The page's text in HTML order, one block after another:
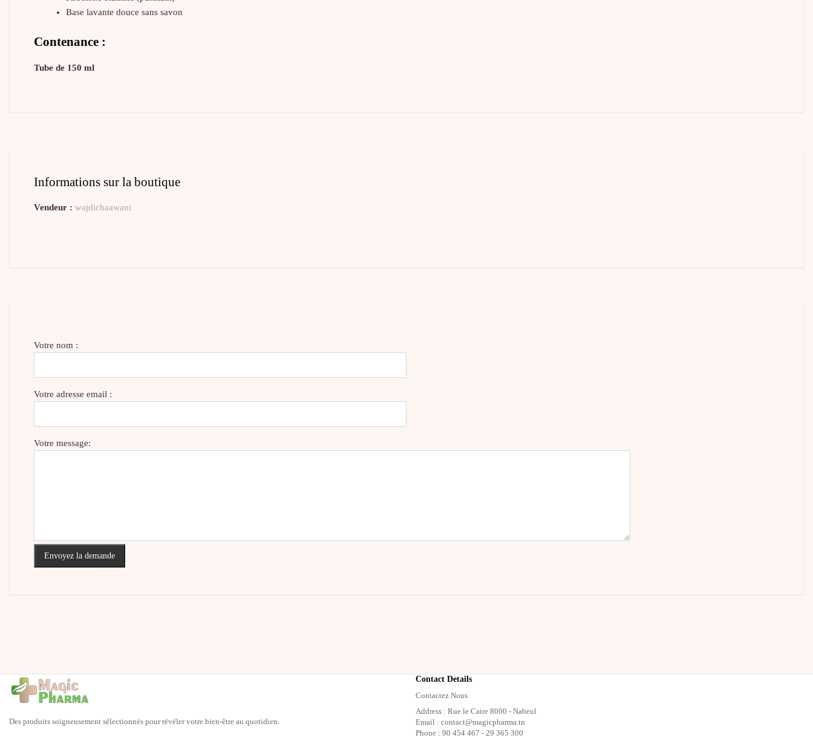
Base lavante douce sans savon
Contenance :
Tube de 150 ml
Informations sur la boutique
Vendeur : wajdichaawani
Votre nom :
Votre adresse email :
Votre message:
Envoyez la demande
Des produits soigneusement sélectionnés pour révéler votre bien-être au quotidien.
Contact Details
Contactez Nous
Address : Rue le Caire 8000 - Nabeul
Email : contact@magicpharma.tn
Phone : 90 454 467 - 29 365 300